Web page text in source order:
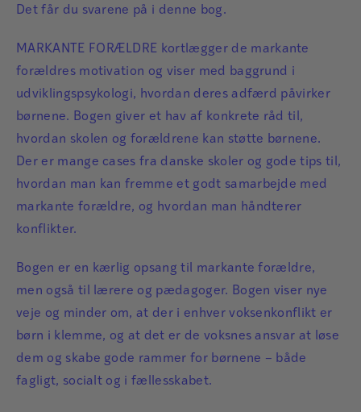
Det får du svarene på i denne bog.
MARKANTE FORÆLDRE kortlægger de markante
forældres motivation og viser med baggrund i
udviklingspsykologi, hvordan deres adfærd påvirker
børnene. Bogen giver et hav af konkrete råd til,
hvordan skolen og forældrene kan støtte børnene.
Der er mange cases fra danske skoler og gode tips til,
hvordan man kan fremme et godt samarbejde med
markante forældre, og hvordan man håndterer
konflikter.
Bogen er en kærlig opsang til markante forældre,
men også til lærere og pædagoger. Bogen viser nye
veje og minder om, at der i enhver voksenkonflikt er
børn i klemme, og at det er de voksnes ansvar at løse
dem og skabe gode rammer for børnene – både
fagligt, socialt og i fællesskabet.